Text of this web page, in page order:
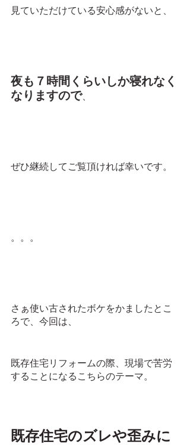
見ていただけている安心感がないと、
夜も７時間くらいしか寝れなく
なりますので、
ぜひ継続してご覧頂ければ幸いです。
。。。
さぁ使い古されたボケをかましたとこ
ろで、今回は、
既存住宅リフォームの際、現場で苦労
することになるこちらのテーマ。
既存住宅のズレや歪みに